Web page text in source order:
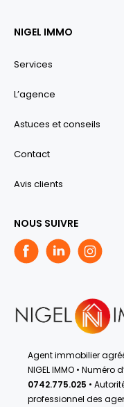
NIGEL IMMO
Services
L’agence
Astuces et conseils
Contact
Avis clients
NOUS SUIVRE
Agent immobilier
NIGEL IMMO • Numéro
0742.775.025 •
professionnel des